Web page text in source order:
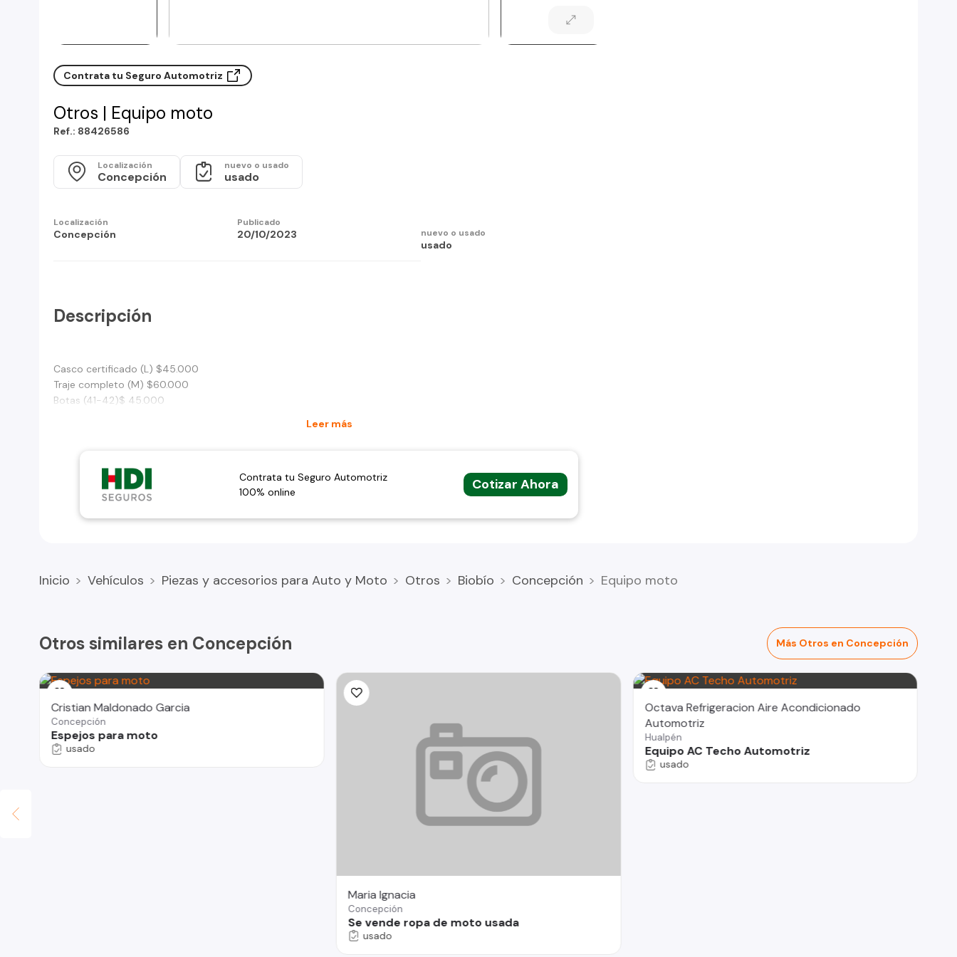
Contrata tu Seguro Automotriz
Otros | Equipo moto
Ref.: 88426586
Localización
Concepción
nuevo o usado
usado
Localización
Concepción
Publicado
20/10/2023 nuevo o usado
usado
Descripción
Casco certificado (L) $45.000
Traje completo (M) $60.000
Botas (41-42)$ 45.000
Leer más
Contrata tu Seguro Automotriz
100% online
Cotizar Ahora
Inicio Vehículos Piezas y accesorios para Auto y Moto Otros Biobío Concepción Equipo moto
Otros similares en Concepción Más Otros en Concepción
Cristian Maldonado Garcia
Concepción
Espejos para moto
usado
Maria Ignacia
Concepción
Se vende ropa de moto usada
usado
Octava Refrigeracion Aire Acondicionado
Automotriz
Hualpén
Equipo AC Techo Automotriz
usado